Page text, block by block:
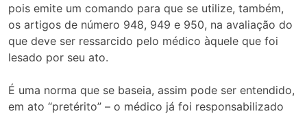
pois emite um comando para que se utilize, também,
os artigos de número 948, 949 e 950, na avaliação do
que deve ser ressarcido pelo médico àquele que foi
lesado por seu ato.
É uma norma que se baseia, assim pode ser entendido,
em ato “pretérito” – o médico já foi responsabilizado